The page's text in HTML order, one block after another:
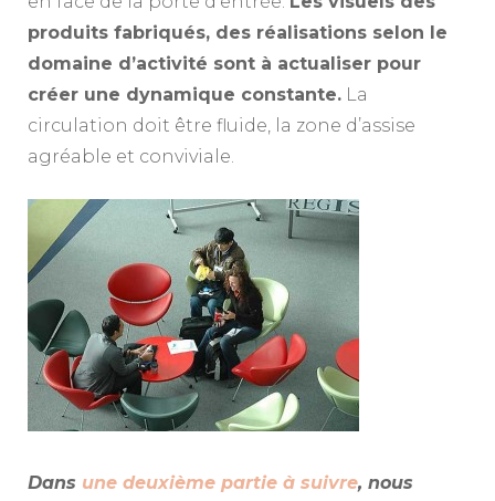
produits fabriqués, des réalisations selon le
domaine d’activité sont à actualiser pour
créer une dynamique constante. La
circulation doit être fluide, la zone d’assise
agréable et conviviale.
Dans une deuxième partie à suivre, nous